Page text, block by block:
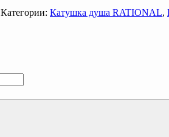
Категории: Катушка душа RATIONAL,